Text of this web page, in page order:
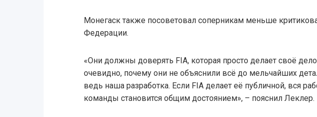
Монегаск также посоветовал соперникам меньше
Федерации.
«Они должны доверять FIA, которая просто делает своё
очевидно, почему они не объяснили всё до мельчайших
ведь наша разработка. Если FIA делает её публичной, вся
команды становится общим достоянием», – пояснил Леклер.